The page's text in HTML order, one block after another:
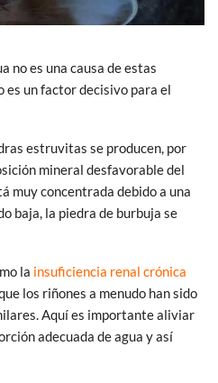
no es una causa de estas
es un factor decisivo para el
estruvitas se producen, por
mineral desfavorable del
muy concentrada debido a una
baja, la piedra de burbuja se
la insuficiencia renal crónica
los riñones a menudo han sido
Aquí es importante aliviar
adecuada de agua y así